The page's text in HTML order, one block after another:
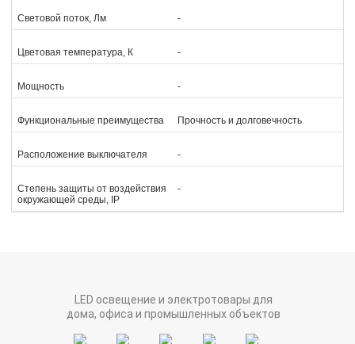
Световой поток, Лм -
Цветовая температура, К -
Мощность -
Функциональные преимущества Прочность и долговечность
Расположение выключателя -
Степень защиты от воздействия
окружающей среды, IP
-
LED освещение и электротовары для
дома, офиса и промышленных объектов